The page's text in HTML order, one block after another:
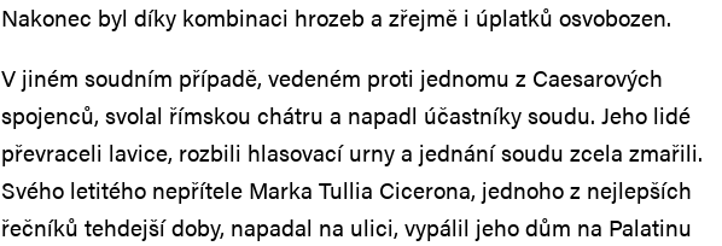
Nakonec byl díky kombinaci hrozeb a zřejmě i úplatků osvobozen.
V jiném soudním případě, vedeném proti jednomu z Caesarových
spojenců, svolal římskou chátru a napadl účastníky soudu. Jeho lidé
převraceli lavice, rozbili hlasovací urny a jednání soudu zcela zmařili.
Svého letitého nepřítele Marka Tullia Cicerona, jednoho z nejlepších
řečníků tehdejší doby, napadal na ulici, vypálil jeho dům na Palatinu